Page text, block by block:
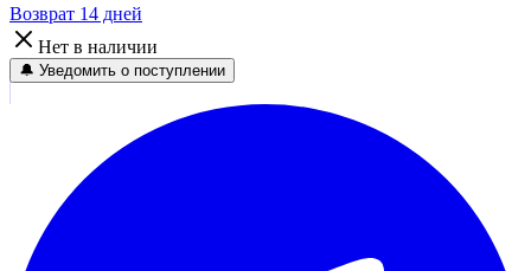
Возврат 14 дней
Нет в наличии
🔔 Уведомить о поступлении